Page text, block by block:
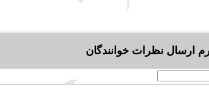
ارسال نظرات خوانندگان